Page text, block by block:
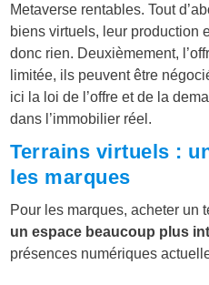
Metaverse rentables. Tout
biens virtuels, leur production
donc rien. Deuxièmement,
limitée, ils peuvent être
ici la loi de l’offre et de la
dans l’immobilier réel.
Terrains virtuels :
les marques
Pour les marques, acheter un
un espace beaucoup plus
présences numériques